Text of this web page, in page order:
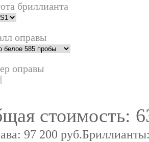
бриллианта
оправы
оправы
стоимость:
97 200 руб.